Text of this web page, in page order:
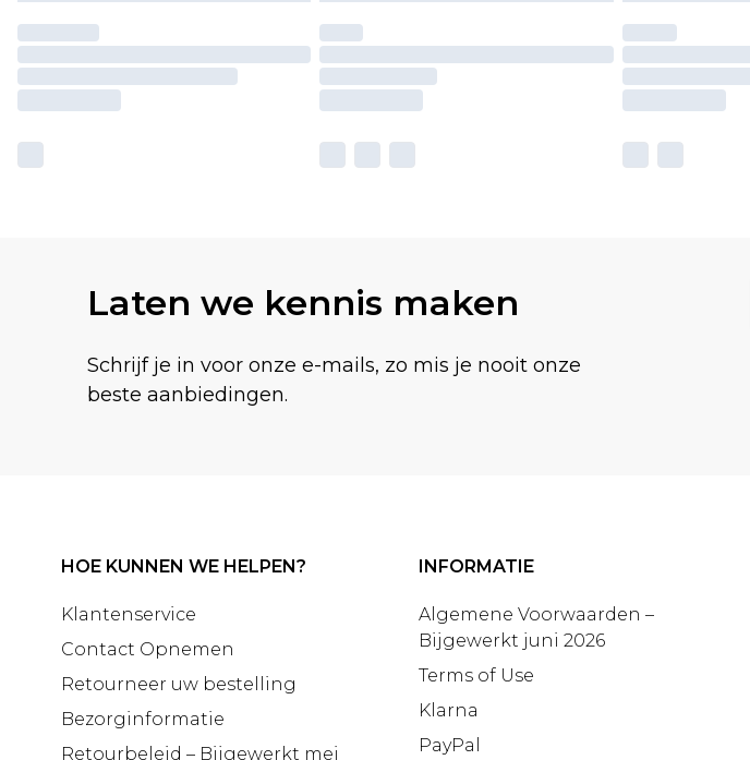
Laten we kennis maken
Schrijf je in voor onze e-mails, zo mis je nooit onze
beste aanbiedingen.
HOE KUNNEN WE HELPEN?
Klantenservice
Contact Opnemen
Retourneer uw bestelling
Bezorginformatie
Retourbeleid – Bijgewerkt mei
INFORMATIE
Algemene Voorwaarden –
Bijgewerkt juni 2026
Terms of Use
Klarna
PayPal